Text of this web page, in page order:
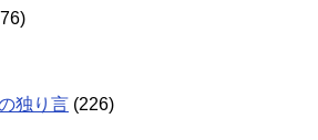
独り言 (226)